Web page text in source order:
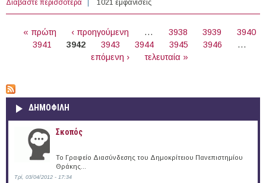
Διαβάστε περισσότερα για 2 άτομα με Σύμβαση Μίσθωσης Έργου στο ΤΕΙ
Ηπείρου
1021 εμφανίσεις
« πρώτη ‹ προηγούμενη … 3938 3939
3940
3941
3942 3943 3944 3945 3946
…
επόμενη ›
τελευταία »
ΔΗΜΟΦΙΛΗ
Σκοπός
Το Γραφείο Διασύνδεσης του Δημοκρίτειου Πανεπιστημίου
Θράκης...
Τρί, 03/04/2012 - 17:34